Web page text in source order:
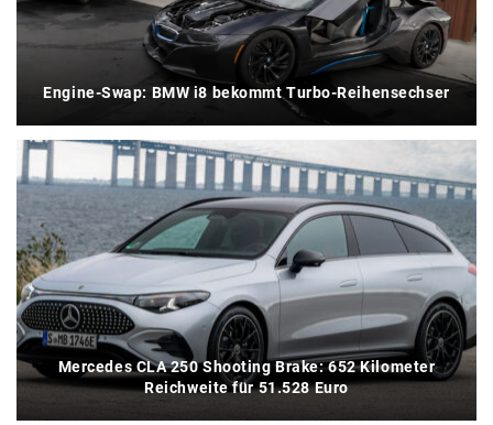
Engine-Swap: BMW i8 bekommt Turbo-Reihensechser
Mercedes CLA 250 Shooting Brake: 652 Kilometer
Reichweite für 51.528 Euro